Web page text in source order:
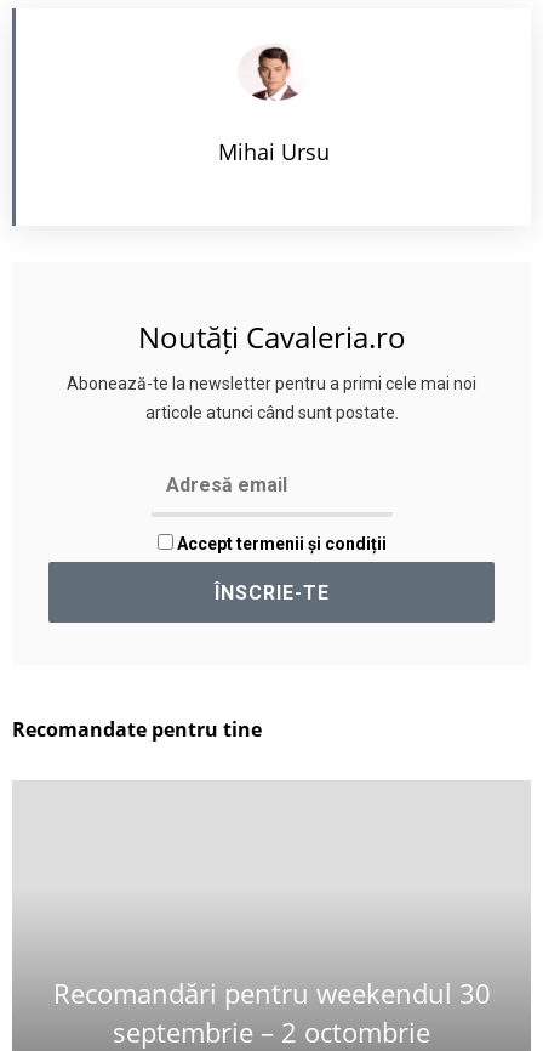
Mihai Ursu
Noutăți Cavaleria.ro
Abonează-te la newsletter pentru a primi cele mai noi
articole atunci când sunt postate.
Accept termenii și condiții
Recomandate pentru tine
Recomandări pentru weekendul 30
septembrie – 2 octombrie